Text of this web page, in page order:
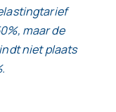
maar de
niet plaats